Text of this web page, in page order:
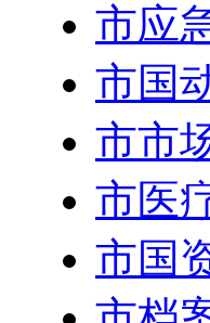
市应
市国
市市
市医
市国